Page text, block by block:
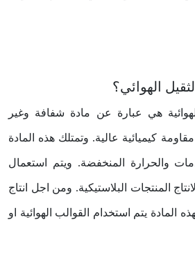
الهوائي؟
الهوائية هي عبارة عن مادة شفافة وغير
كيميائية عالية. وتمتلك هذه المادة
والحرارة المنخفضة. ويتم استعمال
المنتجات البلاستيكية. ومن اجل انتاج
المادة يتم استخدام القوالب الهوائية او